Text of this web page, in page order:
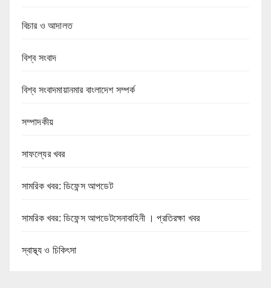
বিচার ও আদালত
বিশ্ব সংবাদ
বিশ্ব সংবাদমায়ানমার বাংলাদেশ সম্পর্ক
সম্পাদকীয়
সাফল্যের খবর
সামরিক খবর: ডিফেন্স আপডেট
সামরিক খবর: ডিফেন্স আপডেটসেনাবাহিনী । প্রতিরক্ষা খবর
স্বাস্থ্য ও চিকিৎসা